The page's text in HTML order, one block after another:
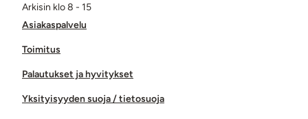
Asiakaspalvelu
Toimitus
Palautukset ja hyvitykset
Yksityisyyden suoja / tietosuoja
Arkisin klo 8 - 15